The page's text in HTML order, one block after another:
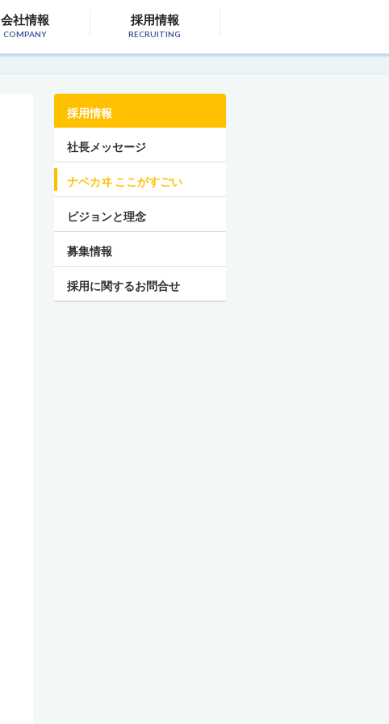
会社情報
COMPANY
採用情報
RECRUITING
採用情報
社長メッセージ
ナベカヰ ここがすごい
ビジョンと理念
募集情報
採用に関するお問合せ